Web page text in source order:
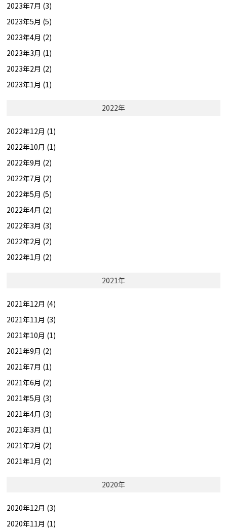
2023年7月 (3)
2023年5月 (5)
2023年4月 (2)
2023年3月 (1)
2023年2月 (2)
2023年1月 (1)
2022年
2022年12月 (1)
2022年10月 (1)
2022年9月 (2)
2022年7月 (2)
2022年5月 (5)
2022年4月 (2)
2022年3月 (3)
2022年2月 (2)
2022年1月 (2)
2021年
2021年12月 (4)
2021年11月 (3)
2021年10月 (1)
2021年9月 (2)
2021年7月 (1)
2021年6月 (2)
2021年5月 (3)
2021年4月 (3)
2021年3月 (1)
2021年2月 (2)
2021年1月 (2)
2020年
2020年12月 (3)
2020年11月 (1)